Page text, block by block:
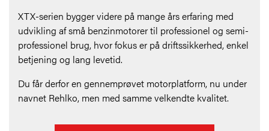
XTX-serien bygger videre på mange års erfaring med
udvikling af små benzinmotorer til professionel og semi-
professionel brug, hvor fokus er på driftssikkerhed, enkel
betjening og lang levetid.
Du får derfor en gennemprøvet motorplatform, nu under
navnet Rehlko, men med samme velkendte kvalitet.